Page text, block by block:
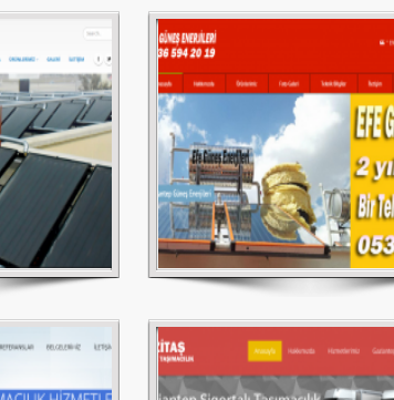
Gazitaş Evden Eve Taşımacılık